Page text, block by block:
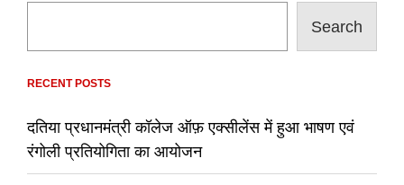
Search
RECENT POSTS
दतिया प्रधानमंत्री कॉलेज ऑफ़ एक्सीलेंस में हुआ भाषण एवं
रंगोली प्रतियोगिता का आयोजन